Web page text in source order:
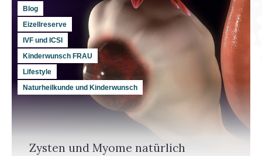
Blog
Eizellreserve
IVF und ICSI
Kinderwunsch FRAU
Lifestyle
Naturheilkunde und Kinderwunsch
Zysten und Myome natürlich